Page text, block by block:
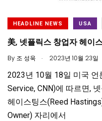
HEADLINE NEWS USA
美, 넷플릭스 창업자 헤이
By 조 성욱 . 2023년 10월 23일
2023년 10월 18일 미국
Service, CNN)에 따르면,
헤이스팅스(Reed
Owner) 자리에서